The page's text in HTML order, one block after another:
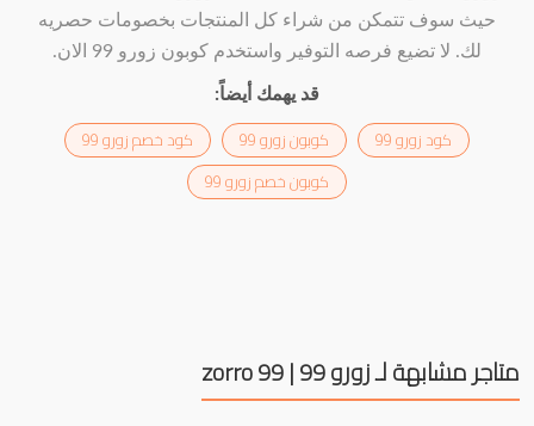
حيث سوف تتمكن من شراء كل المنتجات بخصومات حصريه
لك. لا تضيع فرصه التوفير واستخدم كوبون زورو 99 الان.
قد يهمك أيضاً:
كود زورو 99 كوبون زورو 99
كود خصم زورو 99
كوبون خصم زورو 99
متاجر مشابهة لـ زورو 99 | zorro 99